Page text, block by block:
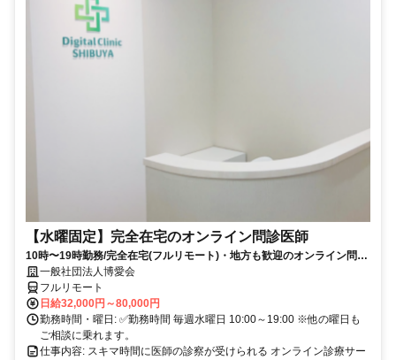
【水曜固定】完全在宅のオンライン問診医師
10時〜19時勤務/完全在宅(フルリモート)・地方も歓迎のオンライン問診
業務一般社団法人博愛会
フルリモート
日給32,000円～80,000円
勤務時間・曜日: ✅勤務時間 毎週水曜日 10:00～19:00 ※他の曜日も
ご相談に乗れます。
仕事内容: スキマ時間に医師の診察が受けられる オンライン診療サー